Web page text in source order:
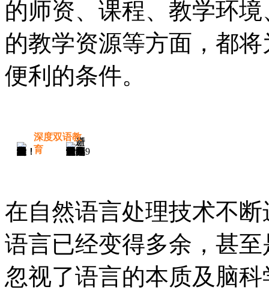
的师资、课程、教学环
的教学资源等方面，都
便利的条件。
深度双语教
育
在自然语言处理技术不
语言已经变得多余，甚
忽视了语言的本质及脑